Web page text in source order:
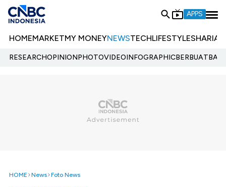
APPS
HOMEMARKETMY MONEYNEWSTECHLIFESTYLESHARIA
RESEARCHOPINIONPHOTOVIDEOINFOGRAPHIC
HOME News Foto News